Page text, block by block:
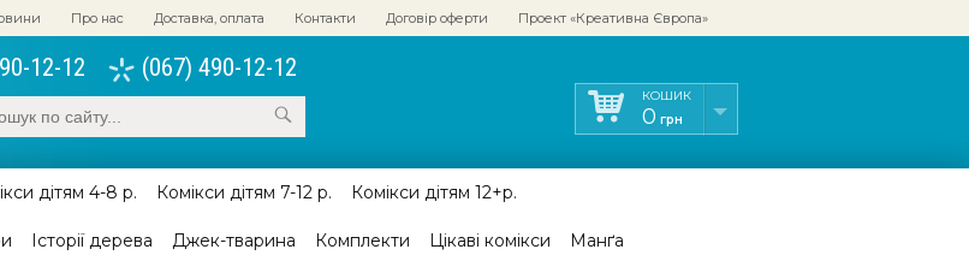
Про нас Доставка, оплата Контакти Договір оферти Проект «Креативна Європа»
12-12 (067) 490-12-12
дітям 4-8 р. Комікси дітям 7-12 р. Комікси дітям 12+р.
Історії дерева Джек-тварина Комплекти Цікаві комікси Манґа
КОШИК
0 грн